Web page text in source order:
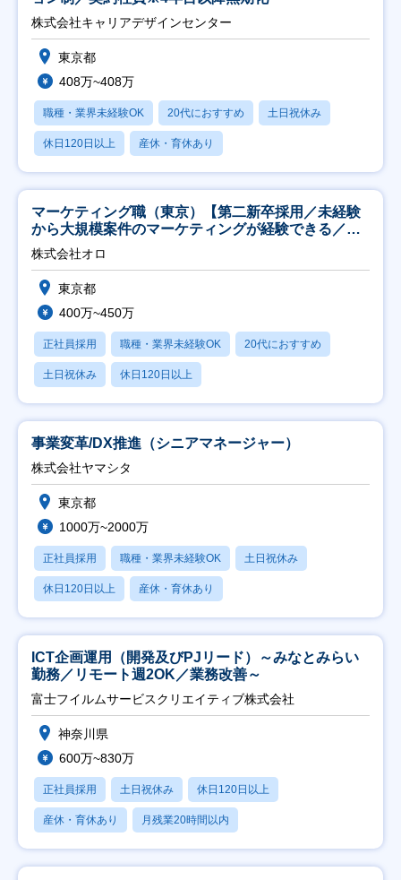
株式会社キャリアデザインセンター
東京都
408万~408万
職種・業界未経験OK 20代におすすめ 土日祝休み
休日120日以上 産休・育休あり
マーケティング職（東京）【第二新卒採用／未経験
から大規模案件のマーケティングが経験できる／研
修充実】
株式会社オロ
東京都
400万~450万
正社員採用 職種・業界未経験OK 20代におすすめ
土日祝休み 休日120日以上
事業変革/DX推進（シニアマネージャー）
株式会社ヤマシタ
東京都
1000万~2000万
正社員採用 職種・業界未経験OK 土日祝休み
休日120日以上 産休・育休あり
ICT企画運用（開発及びPJリード）～みなとみらい
勤務／リモート週2OK／業務改善～
富士フイルムサービスクリエイティブ株式会社
神奈川県
600万~830万
正社員採用 土日祝休み 休日120日以上
産休・育休あり 月残業20時間以内